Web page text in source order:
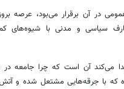
در آن برقرار می‌بود، عرصه
سیاسی و مدنی با شیوه‌های
می‌کند آن است که چرا جامعه
شده که با جرقه‌هایی مشتعل شده و